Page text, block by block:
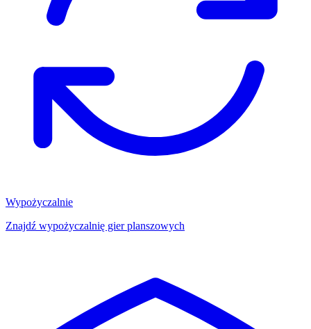
Wypożyczalnie
Znajdź wypożyczalnię gier planszowych